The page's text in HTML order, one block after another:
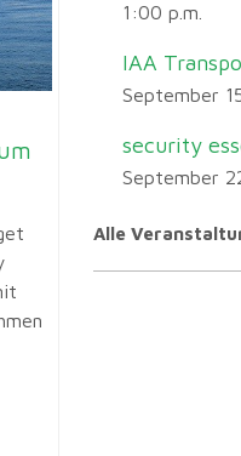
1:00 p.m.
IAA
September
security
September
Alle